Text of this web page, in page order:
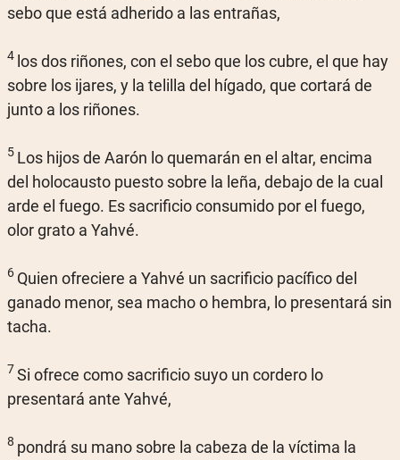
sebo que está adherido a las entrañas,
4 los dos riñones, con el sebo que los cubre, el que hay
sobre los ijares, y la telilla del hígado, que cortará de
junto a los riñones.
5 Los hijos de Aarón lo quemarán en el altar, encima
del holocausto puesto sobre la leña, debajo de la cual
arde el fuego. Es sacrificio consumido por el fuego,
olor grato a Yahvé.
6 Quien ofreciere a Yahvé un sacrificio pacífico del
ganado menor, sea macho o hembra, lo presentará sin
tacha.
7Si ofrece como sacrificio suyo un cordero lo
presentará ante Yahvé,
8 pondrá su mano sobre la cabeza de la víctima la